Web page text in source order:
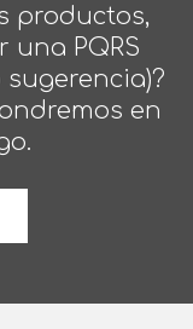
productos,
PQRS
en